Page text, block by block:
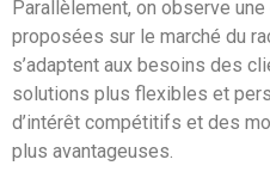
Parallèlement, on observe
proposées sur le marché du
s’adaptent aux besoins des
solutions plus flexibles et
d’intérêt compétitifs et des
plus avantageuses.